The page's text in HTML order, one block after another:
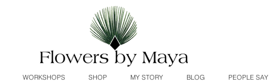
WORKSHOPS SHOP MY STORY BLOG PEOPLE SAY